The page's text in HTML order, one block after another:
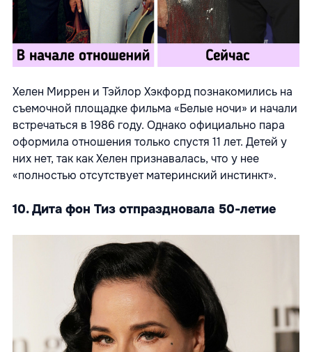
Хелен Миррен и Тэйлор Хэкфорд познакомились на
съемочной площадке фильма «Белые ночи» и начали
встречаться в 1986 году. Однако официально пара
оформила отношения только спустя 11 лет. Детей у
них нет, так как Хелен признавалась, что у нее
«полностью отсутствует материнский инстинкт».
10. Дита фон Тиз отпраздновала 50-летие